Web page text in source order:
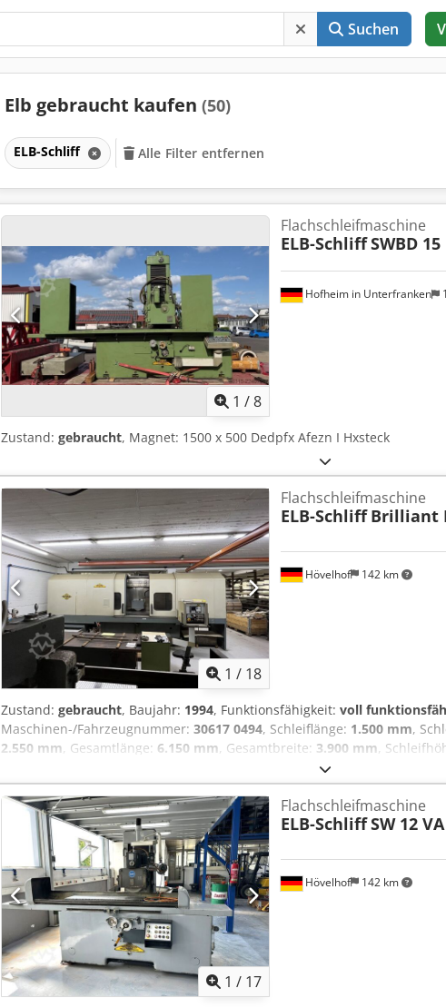
Suchen
Elb gebraucht kaufen (50)
ELB-Schliff Alle Filter entfernen
1 /8
Hofheim in Unterfranken
Flachschleifmaschine
ELB-SchliffSWBD 15
Zustand: gebraucht, Magnet: 1500 x 500 Dedpfx Afezn I Hxsteck
1 / 18
Hövelhof 142 km
Flachschleifmaschine
ELB-Schliff Brilliant
Zustand: gebraucht, Baujahr: 1994, Funktionsfähigkeit: voll
Maschinen-/Fahrzeugnummer: 30617 0494, Schleiflänge: 1.500 mm,
2.550 mm, Gesamtlänge: 6.150 mm, Gesamtbreite: 3.900 mm,
, -WR 110- Angeboten
Brilliant B15 Unicorn. Technische Daten: Schleifbereich :1500 X 500 X
127 mm Baujahr : 1994 Schleifspindel 15 KW 1500 – 3500 RPM
m/min. Maschinenhauptmasse: L 6.150 X B 3.900 X H 2.550 mm
500 mm Sonstiges/Merkmale: - V-- und Flachführung - Vorschübe
Afoznclvstjk - über AC-Motor und Kugelumlaufspindel -
Y –Achse - inkremental Drehgeber für Z- und X-Achse Die Maschine
Solingen. Eine Besichtigung unter Strom kann nach Absprache bis zum
1 / 17
Hövelhof 142 km
Flachschleifmaschine
ELB-SchliffSW 12